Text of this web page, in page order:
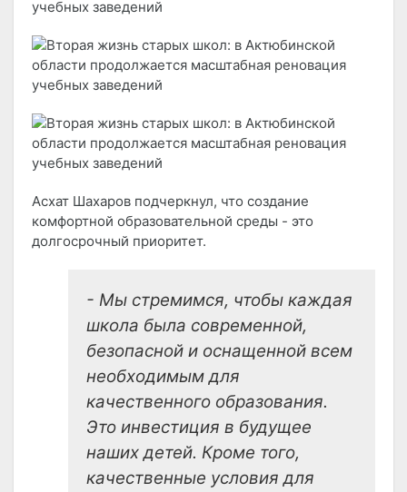
Асхат Шахаров подчеркнул, что создание
комфортной образовательной среды - это
долгосрочный приоритет.
- Мы стремимся, чтобы каждая
школа была современной,
безопасной и оснащенной всем
необходимым для
качественного образования.
Это инвестиция в будущее
наших детей. Кроме того,
качественные условия для